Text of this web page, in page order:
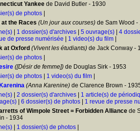
Yankee de David Butler - 1930
de photos
at the Races (Un jour aux courses) de Sam Wood -
1 dossier(s) d'archives 5 ouvrage(s)
4
de presse numérisée 1 video(s) du film
at Oxford (Vivent les étudiants) de Jack Conway -
de photos
([Désir de femme]) de Douglas Sirk - 1953
de photos
1 video(s) du film
(Anna Karenine) de Clarence Brown -
2 dossier(s) d'archives 1 article(s) de
6 dossier(s) de photos 1 revue de presse
of Wimpole Street = Forbidden Alliance de
- 1934
1 dossier(s) de photos